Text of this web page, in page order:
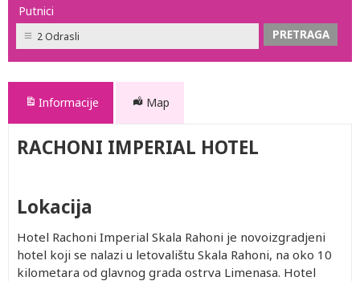
Putnici
2 Odrasli
Informacije Map
RACHONI IMPERIAL HOTEL
Lokacija
Hotel Rachoni Imperial Skala Rahoni je novoizgradjeni
hotel koji se nalazi u letovalištu Skala Rahoni, na oko 10
kilometara od glavnog grada ostrva Limenasa. Hotel